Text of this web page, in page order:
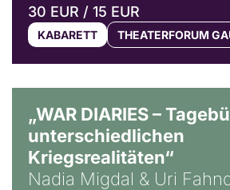
30 EUR / 15 EUR
KABARETT THEATERFORUM
„WAR DIARIES –
unterschiedlichen
Kriegsrealitäten“
Nadia Migdal & Uri